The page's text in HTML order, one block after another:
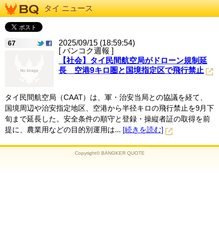
タイ ニュース
67
2025/09/15 (18:59:54)
[ バンコク週報 ]
【社会】タイ民間航空局がドローン規制延
長 空港9キロ圏と国境指定区で飛行禁止
タイ民間航空局（CAAT）は、軍・治安当局との協議を経て、
国境周辺や治安指定地区、空港から半径キロの飛行禁止を9月下
旬まで延長した。安全条件の順守と登録・操縦者証の取得を前
提に、農業用などの目的別運用は... [続きを読む]
Copyright© BANGKER QUOTE